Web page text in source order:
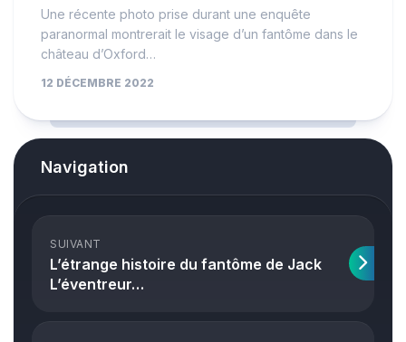
Une récente photo prise durant une enquête
paranormal montrerait le visage d’un fantôme dans le
château d’Oxford…
12 DÉCEMBRE 2022
Navigation
SUIVANT
L’étrange histoire du fantôme de Jack
L’éventreur…